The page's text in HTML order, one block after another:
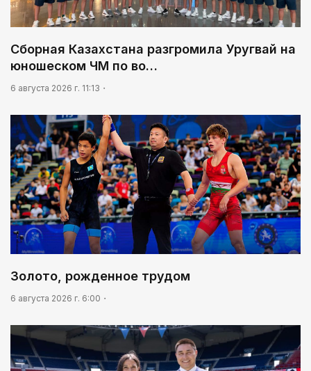
09:20
Леонардо Ди Каприо и глава Amazon
анонсировали совместный проект
кассовым фильмом 2026 года
Сборная Казахстана разгромила Уругвай на
юношеском ЧМ по во…
6 августа 2026 г. 11:13
Золото, рожденное трудом
6 августа 2026 г. 6:00